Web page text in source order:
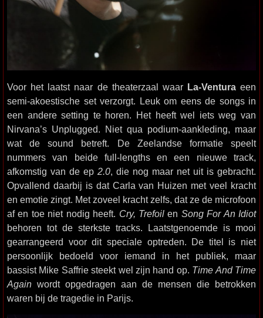
Voor het laatst naar de theaterzaal waar La-Ventura een
semi-akoestische set verzorgt. Leuk om eens de songs in
een andere setting te horen. Het heeft wel iets weg van
Nirvana’s Unplugged. Niet qua podium-aankleding, maar
wat de sound betreft. De Zeelandse formatie speelt
nummers van beide full-lengths en een nieuwe track,
afkomstig van de ep 2.0 , die nog maar net uit is gebracht.
Opvallend daarbij is dat Carla van Huizen met veel kracht
en emotie zingt. Met zoveel kracht zelfs, dat ze de microfoon
af en toe niet nodig heeft. Cry, Trefoilen Song For An Idiot
behoren tot de sterkste tracks. Laatstgenoemde is mooi
gearrangeerd voor dit speciale optreden. De titel is niet
persoonlijk bedoeld voor iemand in het publiek, maar
bassist Mike Saffrie steekt wel zijn hand op. Time And Time
Again wordt opgedragen aan de mensen die betrokken
waren bij de tragedie in Parijs.